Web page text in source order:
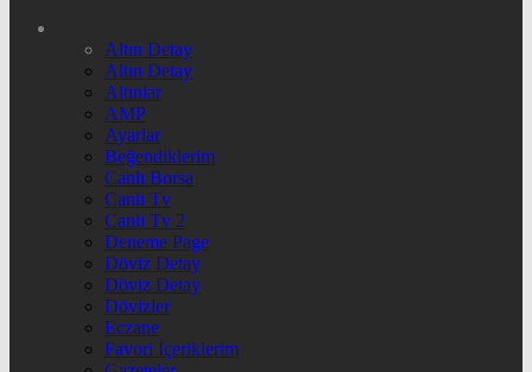
Altın Detay
Altın Detay
Altınlar
AMP
Ayarlar
Beğendiklerim
Canlı Borsa
Canlı Tv
Canlı Tv 2
Deneme Page
Döviz Detay
Döviz Detay
Dövizler
Eczane
Favori İçeriklerim